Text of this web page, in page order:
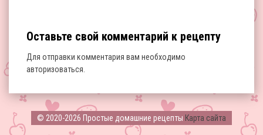
Загрузка...
Оставьте свой комментарий к рецепту
Для отправки комментария вам необходимо
авторизоваться
© 2020-2026 Простые домашние рецепты Карта сайта